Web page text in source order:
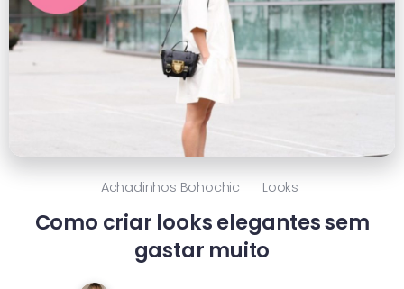
Achadinhos Bohochic Looks
Como criar looks elegantes sem
gastar muito